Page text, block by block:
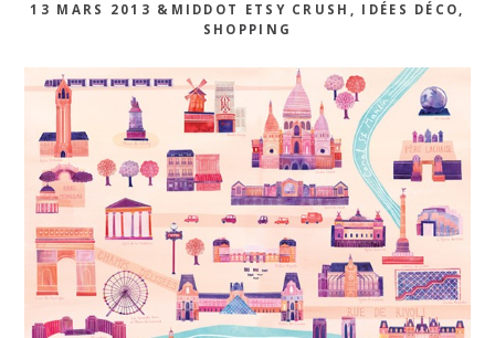
13 MARS 2013 &MIDDOT ETSY CRUSH , IDÉES DÉCO,
SHOPPING